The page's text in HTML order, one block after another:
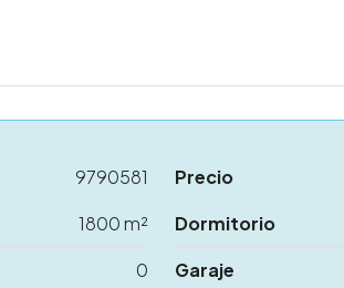
9790581 Precio
1800 m² Dormitorio
0 Garaje